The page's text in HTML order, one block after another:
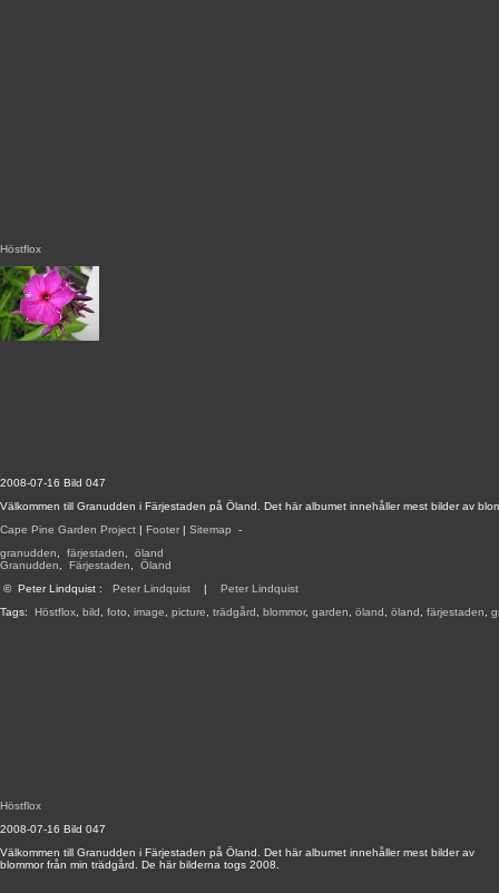
2008-07-16 Bild 047
Välkommen till Granudden i Färjestaden på Öland. Det här albumet innehåller mest bilder av
Cape Pine Garden Project | Footer | Sitemap -
granudden
färjestaden
öland
Granudden
Färjestaden
Öland
© Peter Lindquist : Peter Lindquist | Peter Lindquist
Tags: Höstflox bild foto image picture trädgård blommor, garden öland öland färjestaden
Höstflox
Höstflox
2008-07-16 Bild 047
Välkommen till Granudden i Färjestaden på Öland. Det här albumet innehåller mest bilder av
blommor från min trädgård. De här bilderna togs 2008.